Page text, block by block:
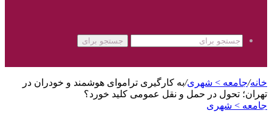
جستجو برای
خانه/جامعه > شهری/به کارگیری تراموای هوشمند و خودران در
تهران؛ تحول در حمل و نقل عمومی کلید خورد؟
جامعه > شهری